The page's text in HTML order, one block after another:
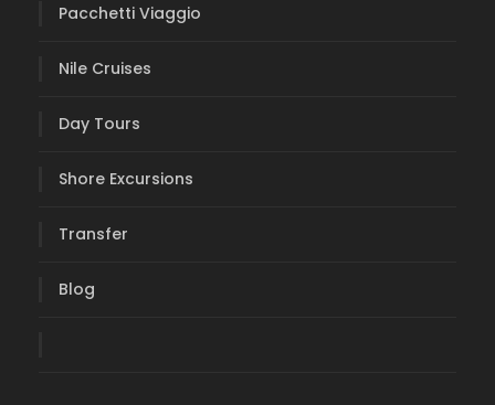
Pacchetti Viaggio
Nile Cruises
Day Tours
Shore Excursions
Transfer
Blog